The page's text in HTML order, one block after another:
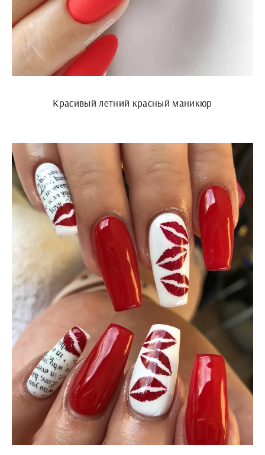
Красивый летний красный маникюр